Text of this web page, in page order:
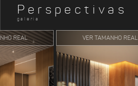
Perspectivas
galeria
REAL VER TAMANHO REAL